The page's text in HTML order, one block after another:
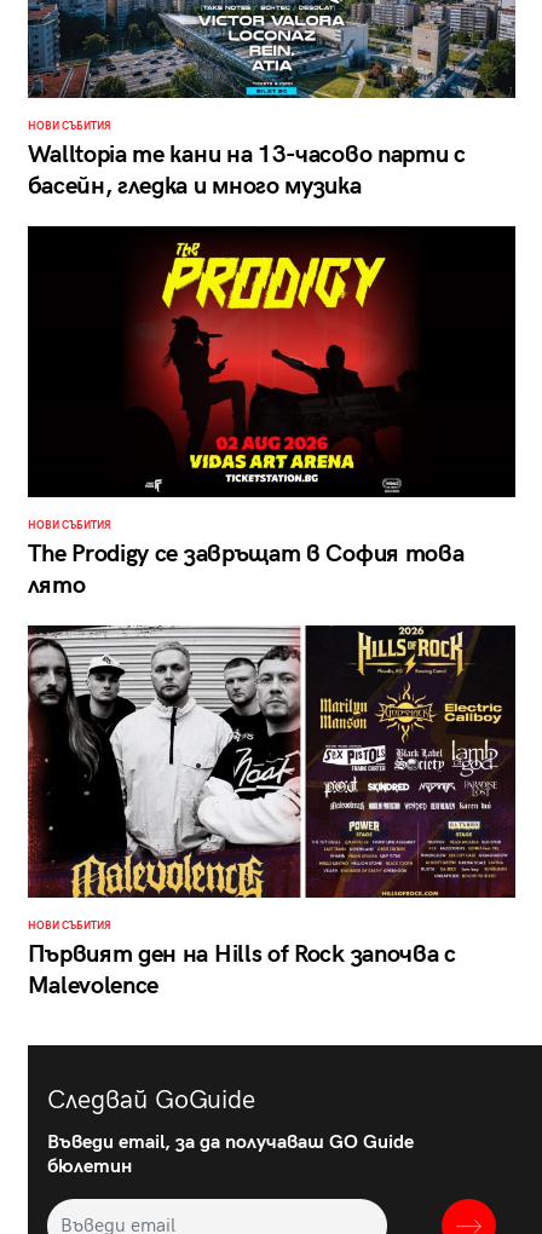
НОВИ СЪБИТИЯ
Walltopia те кани на 13-часово парти с
басейн, гледка и много музика
НОВИ СЪБИТИЯ
The Prodigy се завръщат в София това
лято
НОВИ СЪБИТИЯ
Първият ден на Hills of Rock започва с
Malevolence
Следвай GoGuide
Въведи email, за да получаваш GO Guide
бюлетин